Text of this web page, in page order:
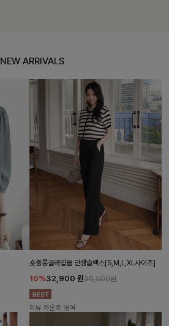
NEW ARRIVALS
숏중롱골라입을 인생슬랙스[S,M,L,XL사이즈]
10%32,900 원36,500원
리뷰 카운트 영역